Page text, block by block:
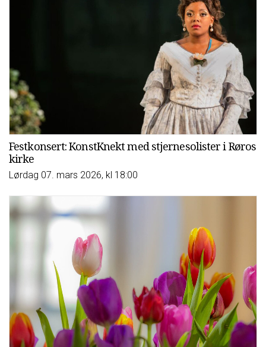
Festkonsert: KonstKnekt med stjernesolister i Røros
kirke
Lørdag 07. mars 2026, kl 18:00